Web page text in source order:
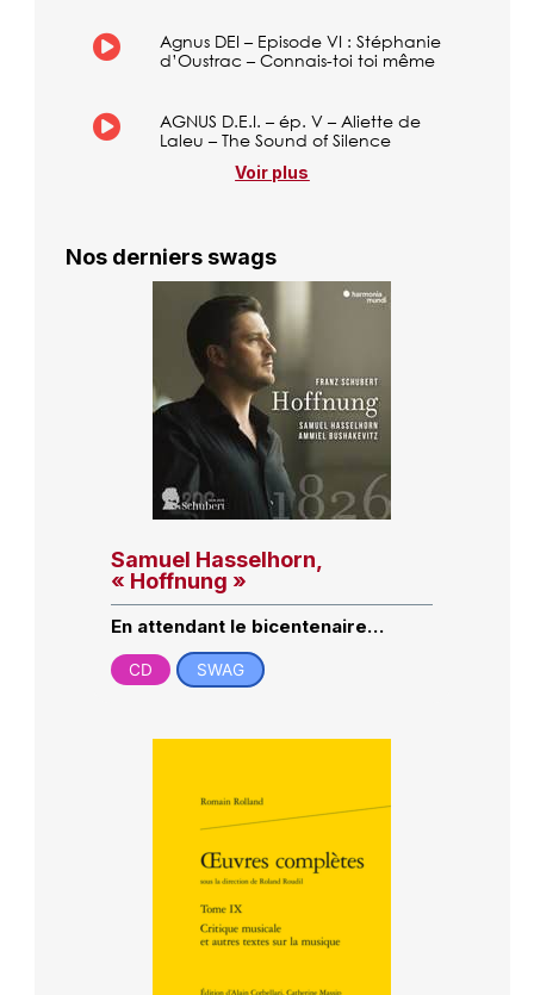
Agnus DEI – Episode VI : Stéphanie
d’Oustrac – Connais-toi toi même
AGNUS D.E.I. – ép. V – Aliette de
Laleu – The Sound of Silence
Voir plus
Nos derniers swags
Samuel Hasselhorn,
« Hoffnung »
En attendant le bicentenaire…
CD SWAG